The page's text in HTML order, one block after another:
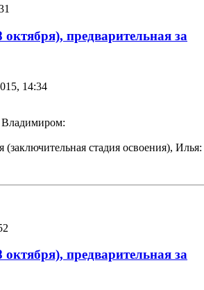
предварительная за
14:34
стадия освоения), Илья:
предварительная за